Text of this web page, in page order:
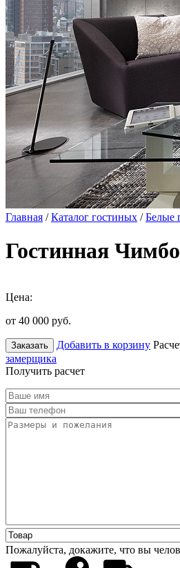
Главная /Каталог гостиных /Белые
Гостинная
Цена:
от 40 000 руб.
Заказать Добавить в корзину
замерщика
Получить расчет
Пожалуйста, докажите, что вы